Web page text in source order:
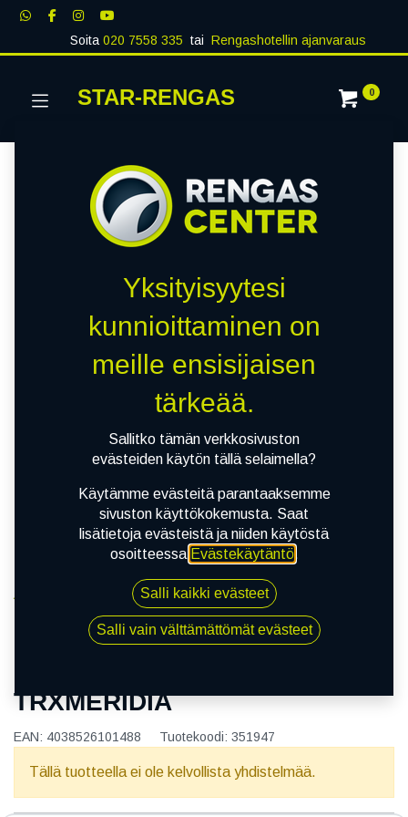
Soita020 7558 335 tai Rengashotellin ajanvaraus
STAR-RENGAS 0
120/90-17 64S DUNLOP TRXMERIDIA
TRXMERIDIA
EAN: 4038526101488 Tuotekoodi: 351947
Tällä tuotteella ei ole kelvollista yhdistelmää.
Yksityisyytesi
kunnioittaminen on
meille ensisijaisen
tärkeää.
Sallitko tämän verkkosivuston
evästeiden käytön tällä selaimella?
Käytämme evästeitä parantaaksemme
sivuston käyttökokemusta. Saat
lisätietoja evästeistä ja niiden käytöstä
osoitteessa Evästekäytäntö.
Salli kaikki evästeet
Salli vain välttämättömät evästeet